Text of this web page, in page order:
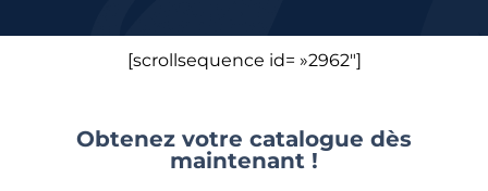
[scrollsequence id= »2962″]
Obtenez votre catalogue dès
maintenant !